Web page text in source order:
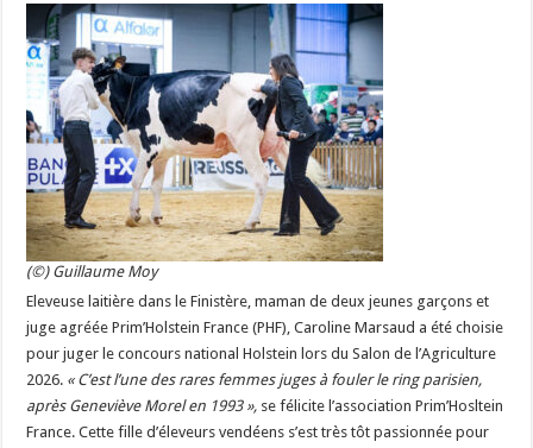
Les canicules freinent la collecte laitière
(©) Guillaume Moy
Eleveuse laitière dans le Finistère, maman de deux jeunes garçons et
juge agréée Prim’Holstein France (PHF), Caroline Marsaud a été choisie
pour juger le concours national Holstein lors du Salon de l’Agriculture
2026. « C’est l’une des rares femmes juges à fouler le ring parisien,
après Geneviève Morel en 1993 », se félicite l’association Prim’Hosltein
France. Cette fille d’éleveurs vendéens s’est très tôt passionnée pour